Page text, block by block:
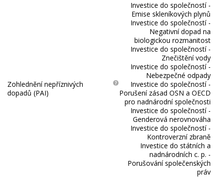
Zohlednění nepříznivých
dopadů (PAI)
Investice do společností -
Emise skleníkových plynů
Investice do společností -
Negativní dopad na
biologickou rozmanitost
Investice do společností -
Znečištění vody
Investice do společností -
Nebezpečné odpady
Investice do společností -
Porušení zásad OSN a OECD
pro nadnárodní společnosti
Investice do společností -
Genderová nerovnováha
Investice do společností -
Kontroverzní zbraně
Investice do státních a
nadnárodních c. p. -
Porušování společenských
práv